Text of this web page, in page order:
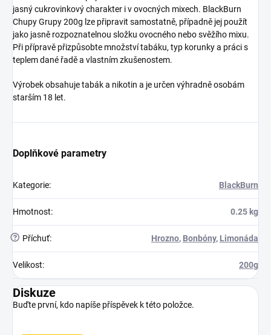
jasný cukrovinkový charakter i v ovocných mixech. BlackBurn
Chupy Grupy 200g lze připravit samostatně, případně jej použít
jako jasně rozpoznatelnou složku ovocného nebo svěžího mixu.
Při přípravě přizpůsobte množství tabáku, typ korunky a práci s
teplem dané řadě a vlastním zkušenostem.
Výrobek obsahuje tabák a nikotin a je určen výhradně osobám
starším 18 let.
Doplňkové parametry
Kategorie: BlackBurn
Hmotnost: 0.25 kg
? Příchuť: Hrozno, Bonbóny, Limonáda
Velikost: 200g
Diskuze
Buďte první, kdo napíše příspěvek k této položce.